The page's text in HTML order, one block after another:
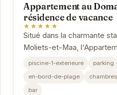
Appartement au
résidence de vacance
★★★★★
Situé dans la charmante
Moliets-et-Maa,
offre un hébergement
piscine-1-exterieure parking
en-bord-de-plage
bar